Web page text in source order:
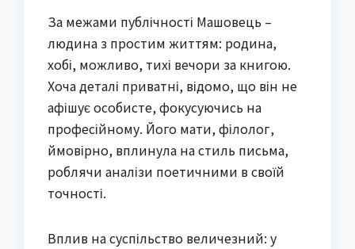
За межами публічності Машовець –
людина з простим життям: родина,
хобі, можливо, тихі вечори за книгою.
Хоча деталі приватні, відомо, що він не
афішує особисте, фокусуючись на
професійному. Його мати, філолог,
ймовірно, вплинула на стиль письма,
роблячи аналізи поетичними в своїй
точності.
Вплив на суспільство величезний: у